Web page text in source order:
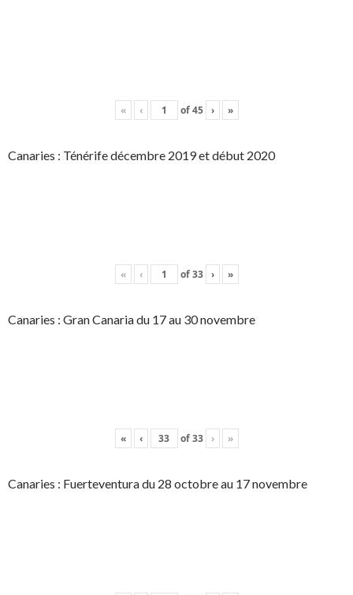
« ‹ of45 › »
Canaries : Ténérife décembre 2019 et début 2020
« ‹ of33 › »
Canaries : Gran Canaria du 17 au 30 novembre
« ‹ of33 › »
Canaries : Fuerteventura du 28 octobre au 17 novembre